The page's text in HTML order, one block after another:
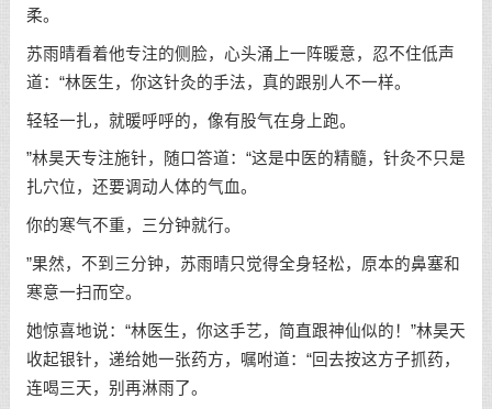
柔。
苏雨晴看着他专注的侧脸，心头涌上一阵暖意，忍不住低声
道：“林医生，你这针灸的手法，真的跟别人不一样。
轻轻一扎，就暖呼呼的，像有股气在身上跑。
”林昊天专注施针，随口答道：“这是中医的精髓，针灸不只是
扎穴位，还要调动人体的气血。
你的寒气不重，三分钟就行。
”果然，不到三分钟，苏雨晴只觉得全身轻松，原本的鼻塞和
寒意一扫而空。
她惊喜地说：“林医生，你这手艺，简直跟神仙似的！”林昊天
收起银针，递给她一张药方，嘱咐道：“回去按这方子抓药，
连喝三天，别再淋雨了。